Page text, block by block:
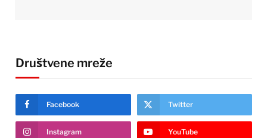
Društvene mreže
Facebook Twitter
Instagram YouTube